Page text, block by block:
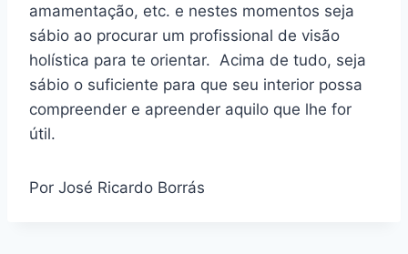
amamentação, etc. e nestes momentos seja
sábio ao procurar um profissional de visão
holística para te orientar. Acima de tudo, seja
sábio o suficiente para que seu interior possa
compreender e apreender aquilo que lhe for
útil.
Por José Ricardo Borrás